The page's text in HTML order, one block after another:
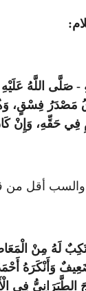
اللَّهُ
مَصْدَرُ
فِي حَقِّهِ، وَإِنْ
والسب أقل من
لَهُ مِنْ
وَأَنْكَرَهُ
أَخْرَجَ